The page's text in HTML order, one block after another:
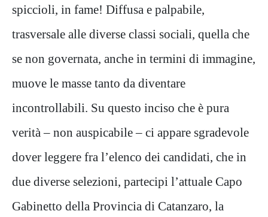
spiccioli, in fame! Diffusa e palpabile,
trasversale alle diverse classi sociali, quella che
se non governata, anche in termini di immagine,
muove le masse tanto da diventare
incontrollabili. Su questo inciso che è pura
verità – non auspicabile – ci appare sgradevole
dover leggere fra l’elenco dei candidati, che in
due diverse selezioni, partecipi l’attuale Capo
Gabinetto della Provincia di Catanzaro, la